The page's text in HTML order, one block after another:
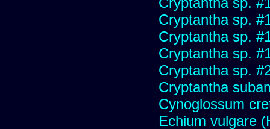
Cryptantha sp.
Cryptantha sp.
Cryptantha sp.
Cryptantha sp.
Cryptantha
Cynoglossum
Echium vulgare